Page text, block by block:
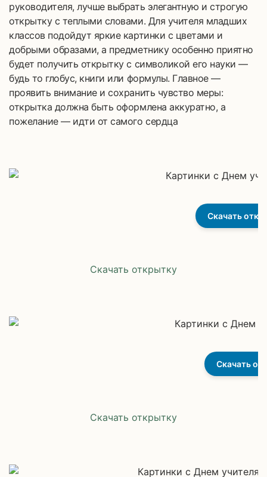
руководителя, лучше выбрать элегантную и строгую
открытку с теплыми словами. Для учителя младших
классов подойдут яркие картинки с цветами и
добрыми образами, а предметнику особенно приятно
будет получить открытку с символикой его науки —
будь то глобус, книги или формулы. Главное —
проявить внимание и сохранить чувство меры:
открытка должна быть оформлена аккуратно, а
пожелание — идти от самого сердца
Скачать
Скачать открытку
Скачать
Скачать открытку